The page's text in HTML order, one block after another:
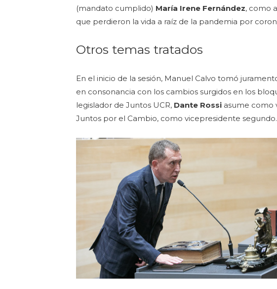
(mandato cumplido) María Irene Fernández, como
que perdieron la vida a raíz de la pandemia por
Otros temas tratados
En el inicio de la sesión, Manuel Calvo tomó
en consonancia con los cambios surgidos en los
legislador de Juntos UCR, Dante Rossi asume como
Juntos por el Cambio, como vicepresidente segundo.